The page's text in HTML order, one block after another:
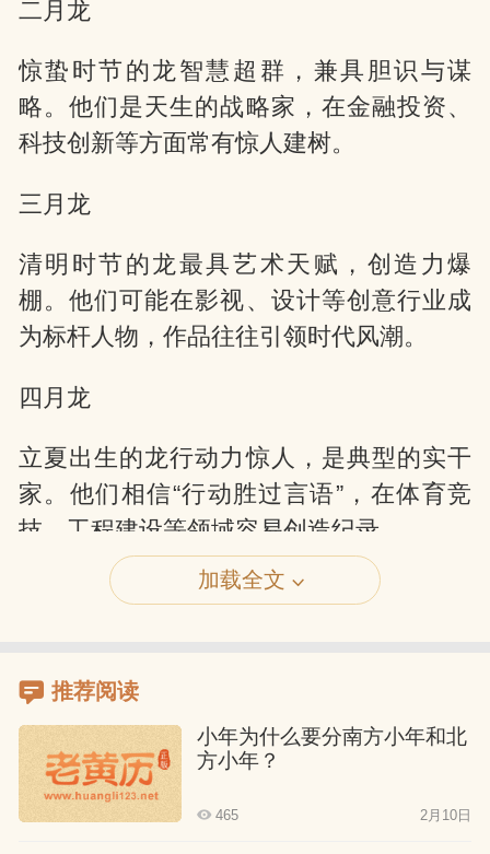
二月龙
惊蛰时节的龙智慧超群，兼具胆识与谋
略。他们是天生的战略家，在金融投资、
科技创新等方面常有惊人建树。
三月龙
清明时节的龙最具艺术天赋，创造力爆
棚。他们可能在影视、设计等创意行业成
为标杆人物，作品往往引领时代风潮。
四月龙
立夏出生的龙行动力惊人，是典型的实干
家。他们相信“行动胜过言语”，在体育竞
技、工程建设等领域容易创造纪录。
力。他们适合从事演讲培训、演艺事业等
需要表现力的工作。
六月龙
加载全文
推荐阅读
小年为什么要分南方小年和北
方小年？
465 2月10日